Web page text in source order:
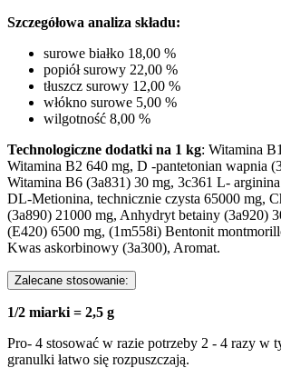
Szczegółowa analiza składu:
surowe białko 18,00 %
popiół surowy 22,00 %
tłuszcz surowy 12,00 %
włókno surowe 5,00 %
wilgotność 8,00 %
Technologiczne dodatki na 1 kg: Witamina
Witamina B2 640 mg, D -pantetonian wapnia
Witamina B6 (3a831) 30 mg, 3c361 L-
DL-Metionina, technicznie czysta 65000 mg,
(3a890) 21000 mg, Anhydryt betainy (3a920)
(E420) 6500 mg, (1m558i) Bentonit
Kwas askorbinowy (3a300), Aromat.
Zalecane stosowanie:
1/2 miarki = 2,5 g
Pro- 4 stosować w razie potrzeby 2 - 4 razy w
granulki łatwo się rozpuszczają.